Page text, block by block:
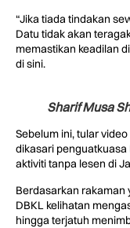
“Jika tiada tindakan
Datu tidak akan
memastikan keadilan
di sini.
Sharif Musa
Sebelum ini, tular
dikasari
aktiviti tanpa lesen di
Berdasarkan rakaman
DBKL kelihatan
hingga terjatuh